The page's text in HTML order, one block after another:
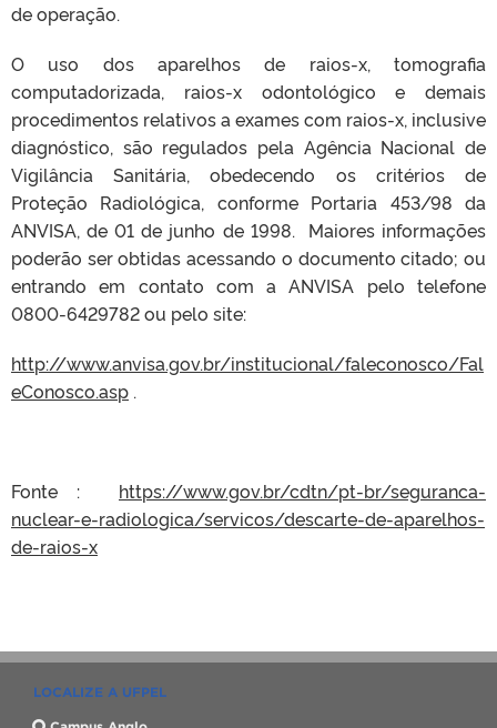
de operação.
O uso dos aparelhos de raios-x, tomografia
computadorizada, raios-x odontológico e demais
procedimentos relativos a exames com raios-x, inclusive
diagnóstico, são regulados pela Agência Nacional de
Vigilância Sanitária, obedecendo os critérios de
Proteção Radiológica, conforme Portaria 453/98 da
ANVISA, de 01 de junho de 1998. Maiores informações
poderão ser obtidas acessando o documento citado; ou
entrando em contato com a ANVISA pelo telefone
0800-6429782 ou pelo site:
http://www.anvisa.gov.br/institucional/faleconosco/Fal
eConosco.asp .
Fonte : https://www.gov.br/cdtn/pt-br/seguranca-
nuclear-e-radiologica/servicos/descarte-de-aparelhos-
de-raios-x
LOCALIZE A UFPEL